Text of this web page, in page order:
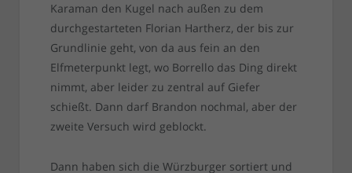
Karaman den Kugel nach außen zu dem
durchgestarteten Florian Hartherz, der bis zur
Grundlinie geht, von da aus fein an den
Elfmeterpunkt legt, wo Borrello das Ding direkt
nimmt, aber leider zu zentral auf Giefer
schießt. Dann darf Brandon nochmal, aber der
zweite Versuch wird geblockt.
Dann haben sich die Würzburger sortiert und